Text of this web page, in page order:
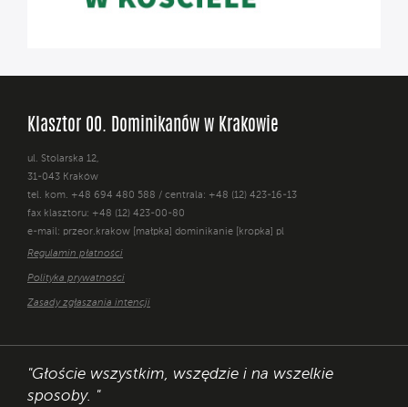
Klasztor OO. Dominikanów w Krakowie
ul. Stolarska 12,
31-043 Kraków
tel. kom. +48 694 480 588 / centrala: +48 (12) 423-16-13
fax klasztoru: +48 (12) 423-00-80
e-mail: przeor.krakow [małpka] dominikanie [kropka] pl
Regulamin płatności
Polityka prywatności
Zasady zgłaszania intencji
"Głoście wszystkim, wszędzie i na wszelkie
sposoby. "